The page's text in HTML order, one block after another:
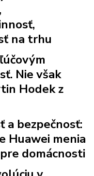
na trhu
Nie však
Hodek z
a bezpečnosť:
Huawei menia
domácnosti